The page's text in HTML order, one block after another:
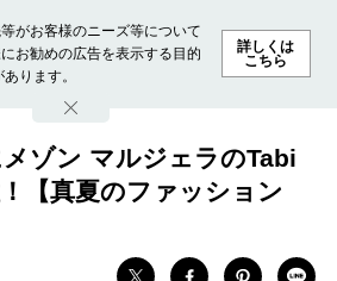
がお客様のニーズ等について
お勧めの広告を表示する目的
ります。
詳しくは
こちら
ランキング ファッション ビューテ
ゾン マルジェラのTabi
【真夏のファッション